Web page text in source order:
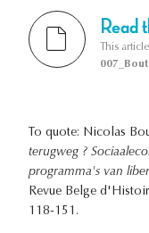
Read
This
To quote: Nicolas
terugweg ?
programma's van
Revue Belge
118-151.